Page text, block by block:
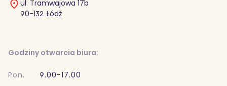
ul. Tramwajowa 17b
90-132 Łódź
Godziny otwarcia biura:
Pon.
9.00-17.00